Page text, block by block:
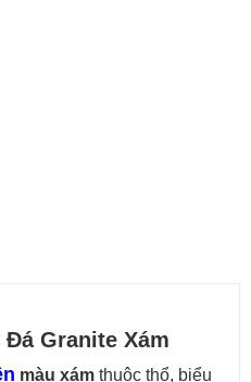
Granite Xám
màu xám thuộc thổ, biểu